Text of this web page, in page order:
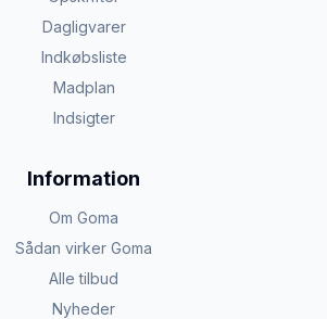
Dagligvarer
Indkøbsliste
Madplan
Indsigter
Information
Om Goma
Sådan virker Goma
Alle tilbud
Nyheder